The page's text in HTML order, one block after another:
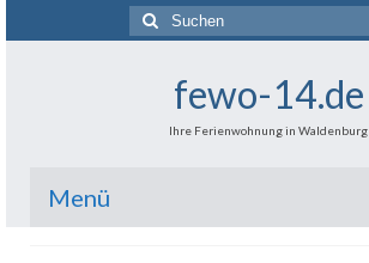
Suchen
nach:
fewo-14.de
Ihre Ferienwohnung in Waldenburg
Menü